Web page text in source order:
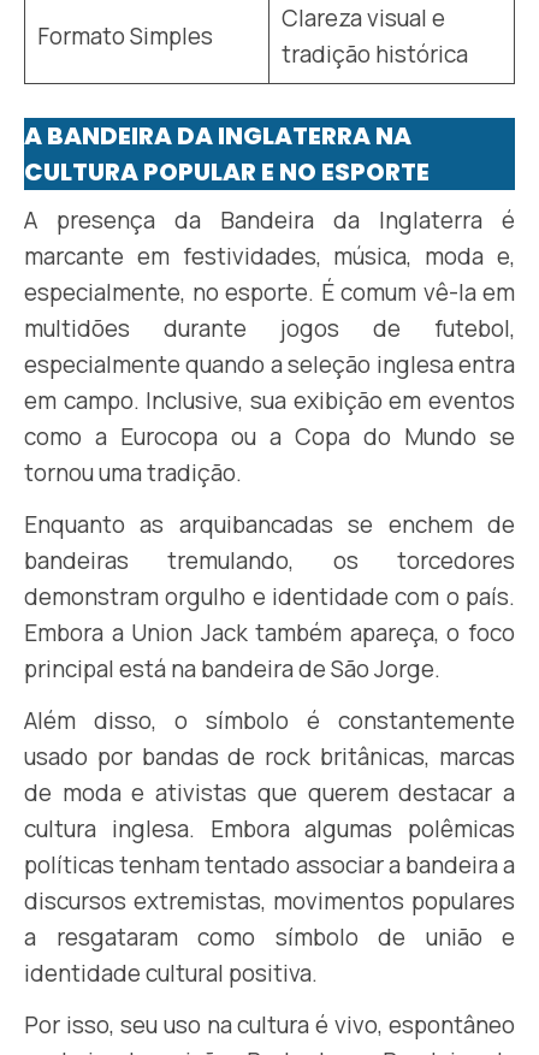
Formato Simples
Clareza visual e
tradição histórica
A BANDEIRA DA INGLATERRA NA
CULTURA POPULAR E NO ESPORTE
A presença da Bandeira da Inglaterra é
marcante em festividades, música, moda e,
especialmente, no esporte. É comum vê-la em
multidões durante jogos de futebol,
especialmente quando a seleção inglesa entra
em campo. Inclusive, sua exibição em eventos
como a Eurocopa ou a Copa do Mundo se
tornou uma tradição.
Enquanto as arquibancadas se enchem de
bandeiras tremulando, os torcedores
demonstram orgulho e identidade com o país.
Embora a Union Jack também apareça, o foco
principal está na bandeira de São Jorge.
Além disso, o símbolo é constantemente
usado por bandas de rock britânicas, marcas
de moda e ativistas que querem destacar a
cultura inglesa. Embora algumas polêmicas
políticas tenham tentado associar a bandeira a
discursos extremistas, movimentos populares
a resgataram como símbolo de união e
identidade cultural positiva.
Por isso, seu uso na cultura é vivo, espontâneo